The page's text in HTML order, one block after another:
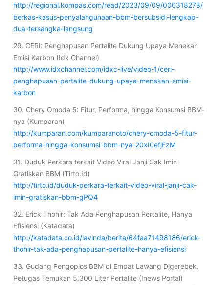
http://regional.kompas.com/read/2023/09/09/000318278/
berkas-kasus-penyalahgunaan-bbm-bersubsidi-lengkap-
dua-tersangka-langsung
29. CERI: Penghapusan Pertalite Dukung Upaya Menekan
Emisi Karbon (Idx Channel)
http://www.idxchannel.com/idxc-live/video-1/ceri-
penghapusan-pertalite-dukung-upaya-menekan-emisi-
karbon
30. Chery Omoda 5: Fitur, Performa, hingga Konsumsi BBM-
nya (Kumparan)
http://kumparan.com/kumparanoto/chery-omoda-5-fitur-
performa-hingga-konsumsi-bbm-nya-20xI0efjFzM
31. Duduk Perkara terkait Video Viral Janji Cak Imin
Gratiskan BBM (Tirto.Id)
http://tirto.id/duduk-perkara-terkait-video-viral-janji-cak-
imin-gratiskan-bbm-gPQ4
32. Erick Thohir: Tak Ada Penghapusan Pertalite, Hanya
Efisiensi (Katadata)
http://katadata.co.id/lavinda/berita/64faa71498186/erick-
thohir-tak-ada-penghapusan-pertalite-hanya-efisiensi
33. Gudang Pengoplos BBM di Empat Lawang Digerebek,
Petugas Temukan 5.300 Liter Pertalite (Inews Portal)